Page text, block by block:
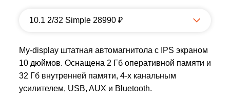
10.1 2/32 Simple 28990 ₽
My-display штатная автомагнитола с IPS экраном
10 дюймов. Оснащена 2 Гб оперативной памяти и
32 Гб внутренней памяти, 4-х канальным
усилителем, USB, AUX и Bluetooth.